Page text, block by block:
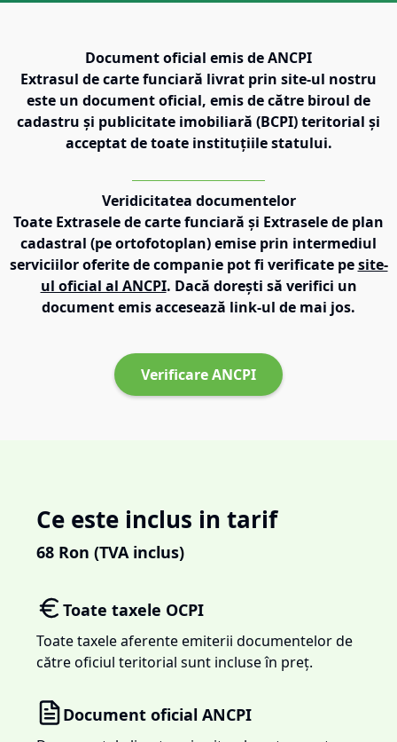
Document oficial emis de ANCPI
Extrasul de carte funciară livrat prin site-ul nostru
este un document oficial, emis de către biroul de
cadastru și publicitate imobiliară (BCPI) teritorial și
acceptat de toate instituțiile statului.
Veridicitatea documentelor
Toate Extrasele de carte funciară și Extrasele de plan
cadastral (pe ortofotoplan) emise prin intermediul
serviciilor oferite de companie pot fi verificate pe site-
ul oficial al ANCPI. Dacă dorești să verifici un
document emis accesează link-ul de mai jos.
Verificare ANCPI
Ce este inclus in tarif
68 Ron (TVA inclus)
Toate taxele OCPI
Toate taxele aferente emiterii documentelor de
către oficiul teritorial sunt incluse în preț.
Document oficial ANCPI